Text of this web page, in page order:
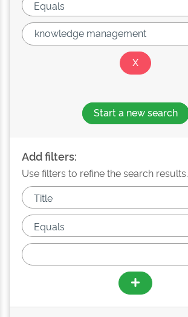
Start a new search
Add filters:
Use filters to refine the search results.